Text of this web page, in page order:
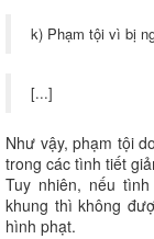
k) Phạm tội vì bị
[...]
Như vậy, phạm tội
trong các tình tiết
Tuy nhiên, nếu
khung thì không
hình phạt.